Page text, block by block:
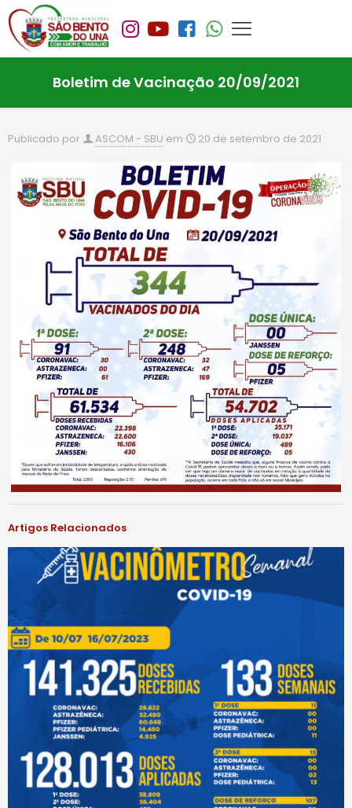
Boletim de Vacinação 20/09/2021
Publicado por ASCOM - SBU em 20 de setembro de 2021
Artigos Relacionados